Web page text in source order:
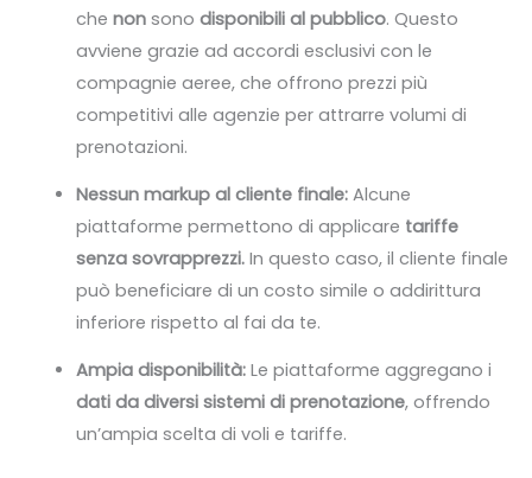
che non sono disponibili al pubblico. Questo
avviene grazie ad accordi esclusivi con le
compagnie aeree, che offrono prezzi più
competitivi alle agenzie per attrarre volumi di
prenotazioni.
Nessun markup al cliente finale:Alcune
piattaforme permettono di applicare tariffe
senza sovrapprezzi.In questo caso, il cliente finale
può beneficiare di un costo simile o addirittura
inferiore rispetto al fai da te.
Ampia disponibilità:Le piattaforme aggregano i
dati da diversi sistemi di prenotazione, offrendo
un’ampia scelta di voli e tariffe.